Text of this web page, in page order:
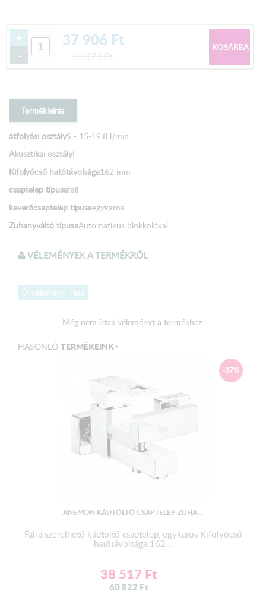
+
-
37 906 Ft
Termékleírás
átfolyási osztályS - 15-19,8 l/min
Akusztikai osztályI
Kifolyócső hatótávolsága162 mm
csaptelep típusafali
keverőcsaptelep típusaegykaros
Zuhanyváltó típusaAutomatikus blokkolóval
VÉLEMÉNYEK A TERMÉKRŐL
Új vélemény írása
Még nem írtak véleményt a termékhez.
HASONLÓ TERMÉKEINK>
-37%
ANEMON KÁDTÖLTŐ CSAPTELEP ZUHA...
Falra szerelhető kádtöltő csaptelep, egykaros Kifolyócső
hatótávolsága:162...
38 517 Ft
60 822Ft